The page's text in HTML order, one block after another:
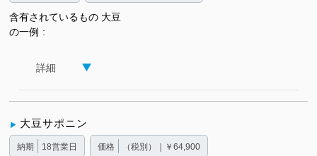
含有されているもの
の一例
大豆
詳細
大豆サポニン
納期 18営業日 価格 （税別）｜￥64,900